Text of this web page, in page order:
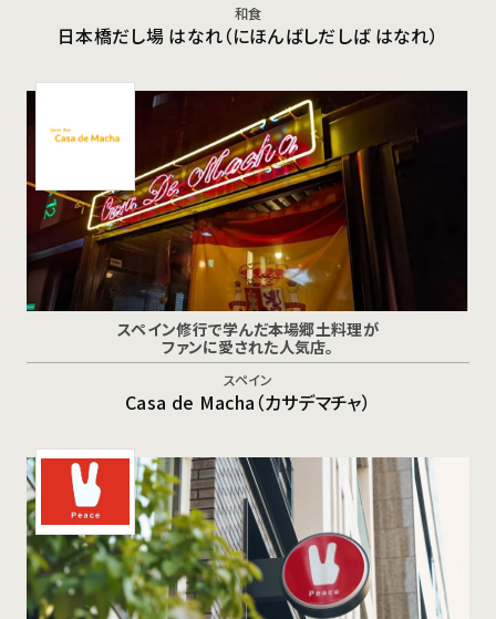
和食
日本橋だし場 はなれ（にほんばしだしば はなれ）
スペイン修行で学んだ本場郷土料理が
ファンに愛された人気店。
スペイン
Casa de Macha（カサデマチャ）